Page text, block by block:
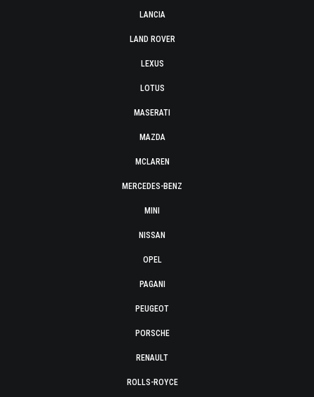
LANCIA
LAND ROVER
LEXUS
LOTUS
MASERATI
MAZDA
MCLAREN
MERCEDES-BENZ
MINI
NISSAN
OPEL
PAGANI
PEUGEOT
PORSCHE
RENAULT
ROLLS-ROYCE